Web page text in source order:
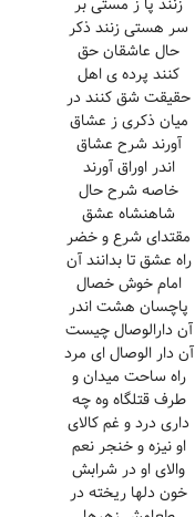
سر هستی زنند ذکر
حال عاشقان حق
کنند پرده ی اهل
حقیقت شق کنند در
میان ذکری ز عشاق
آورند شرح عشاق
اندر اوراق آورند
خاصه شرح حال
شاهنشاه عشق
مقتدای شرع و خضر
راه عشق تا بدانند آن
امام خوش خصال
پاچسان هشت اندر
آن دارالوصال چیست
آن دار الوصال ای مرد
راه ساحت میدان و
طرف قتلگاه وه چه
داری درد و غم کالای
او نیزه و خنجر نعم
والای او در شرابش
خون دلها ریخته در